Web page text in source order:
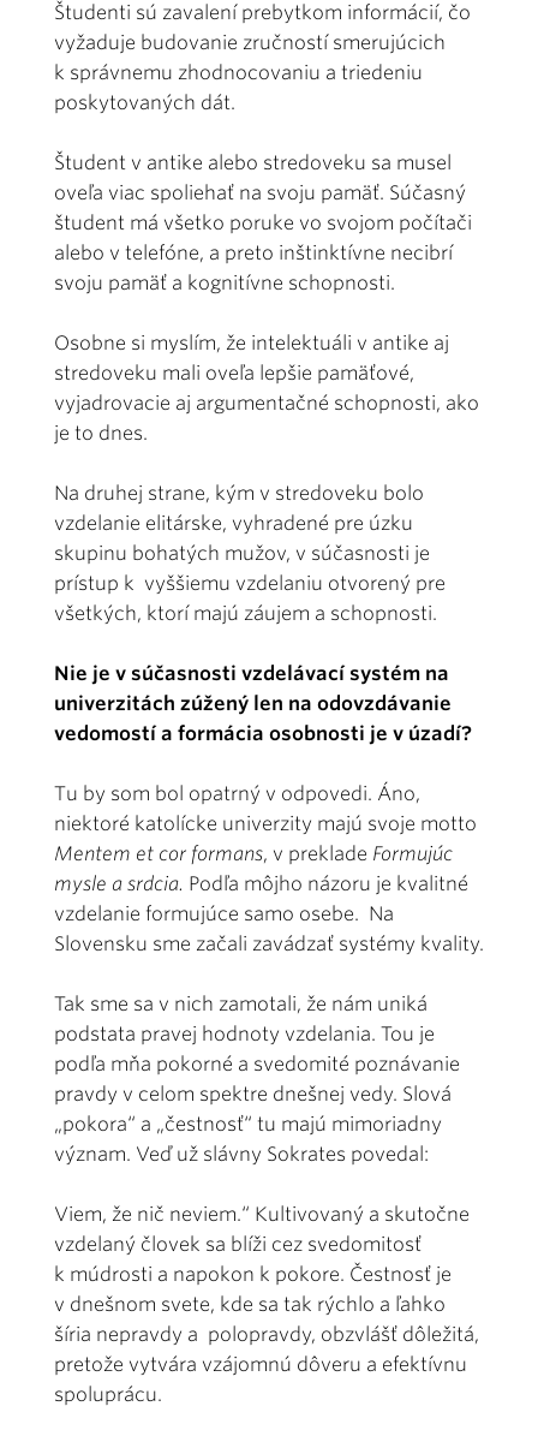
Študenti sú zavalení prebytkom informácií, čo
vyžaduje budovanie zručností smerujúcich
k správnemu zhodnocovaniu a triedeniu
poskytovaných dát.
Študent v antike alebo stredoveku sa musel
oveľa viac spoliehať na svoju pamäť. Súčasný
študent má všetko poruke vo svojom počítači
alebo v telefóne, a preto inštinktívne necibrí
svoju pamäť a kognitívne schopnosti.
Osobne si myslím, že intelektuáli v antike aj
stredoveku mali oveľa lepšie pamäťové,
vyjadrovacie aj argumentačné schopnosti, ako
je to dnes.
Na druhej strane, kým v stredoveku bolo
vzdelanie elitárske, vyhradené pre úzku
skupinu bohatých mužov, v súčasnosti je
prístup k vyššiemu vzdelaniu otvorený pre
všetkých, ktorí majú záujem a schopnosti.
Nie je v súčasnosti vzdelávací systém na
univerzitách zúžený len na odovzdávanie
vedomostí a formácia osobnosti je v úzadí?
Tu by som bol opatrný v odpovedi. Áno,
niektoré katolícke univerzity majú svoje motto
Mentem et cor formans, v preklade Formujúc
mysle a srdcia. Podľa môjho názoru je kvalitné
vzdelanie formujúce samo osebe. Na
Slovensku sme začali zavádzať systémy kvality.
Tak sme sa v nich zamotali, že nám uniká
podstata pravej hodnoty vzdelania. Tou je
podľa mňa pokorné a svedomité poznávanie
pravdy v celom spektre dnešnej vedy. Slová
„pokora“ a „čestnosť“ tu majú mimoriadny
význam. Veď už slávny Sokrates povedal:
Viem, že nič neviem.“ Kultivovaný a skutočne
vzdelaný človek sa blíži cez svedomitosť
k múdrosti a napokon k pokore. Čestnosť je
v dnešnom svete, kde sa tak rýchlo a ľahko
šíria nepravdy a polopravdy, obzvlášť dôležitá,
pretože vytvára vzájomnú dôveru a efektívnu
spoluprácu.